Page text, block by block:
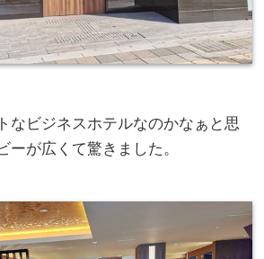
なビジネスホテルなのかなぁと思
ーが広くて驚きました。